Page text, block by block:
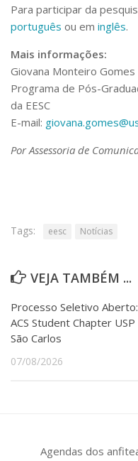
Serviços
Bibliotecas
Segurança, Trânsito e
RH, Administrativo e
Outros serviços
Comunicação
Assessorias e Mídias
Aplicativos e Sites
Para participar da
português ou em inglês.
Mais informações:
Giovana Monteiro Gomes
Programa de Pós-
da EESC
E-mail:
Por Assessoria de
Tags: eesc Notícias
VEJA TAMBÉM ...
Processo Seletivo Aberto:
ACS Student Chapter USP
São Carlos
07/08/2026
Agendas dos